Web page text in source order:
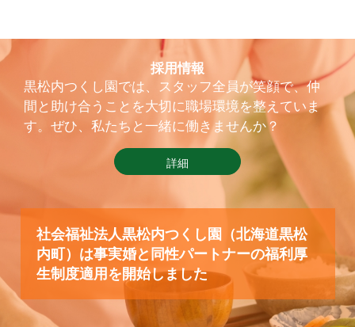
採用情報
黒松内つくし園では、スタッフ全員が笑顔で、仲
間と助け合うことを大切に職場環境を整えていま
す。ぜひ、私たちと一緒に働きませんか？
詳細
社会福祉法人黒松内つくし園（北海道黒松
内町）は事実婚と同性パートナーの福利厚
生制度適用を開始しました